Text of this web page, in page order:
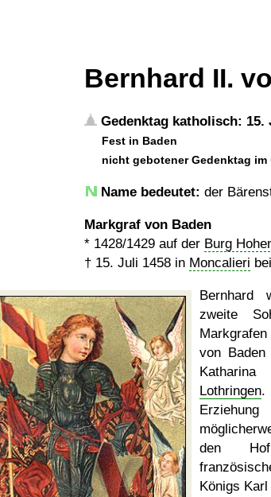
Bernhard II.
Gedenktag katholisch: 15.
Fest in Baden
nicht gebotener Gedenktag
Name bedeutet: der
Markgraf von Baden
* 1428/1429 auf der Burg
† 15. Juli 1458 in Moncalieri
Bernhard
zweite
von Baden
Lothringen
den
Königs